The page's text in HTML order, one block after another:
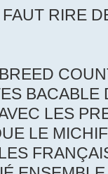
RIRE
BACABLE
LES
LE